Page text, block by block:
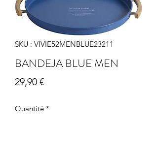
SKU : VIVIE52MENBLUE23211
BANDEJA BLUE MEN
29,90 €Prix
Quantité *